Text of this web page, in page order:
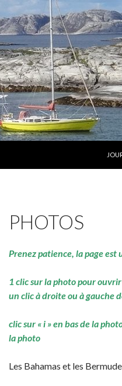
PHOTOS
Prenez patience, la page est
1 clic sur la photo pour ouvrir
un clic à droite ou à gauche
clic sur « i » en bas de la
la photo
Les Bahamas et les